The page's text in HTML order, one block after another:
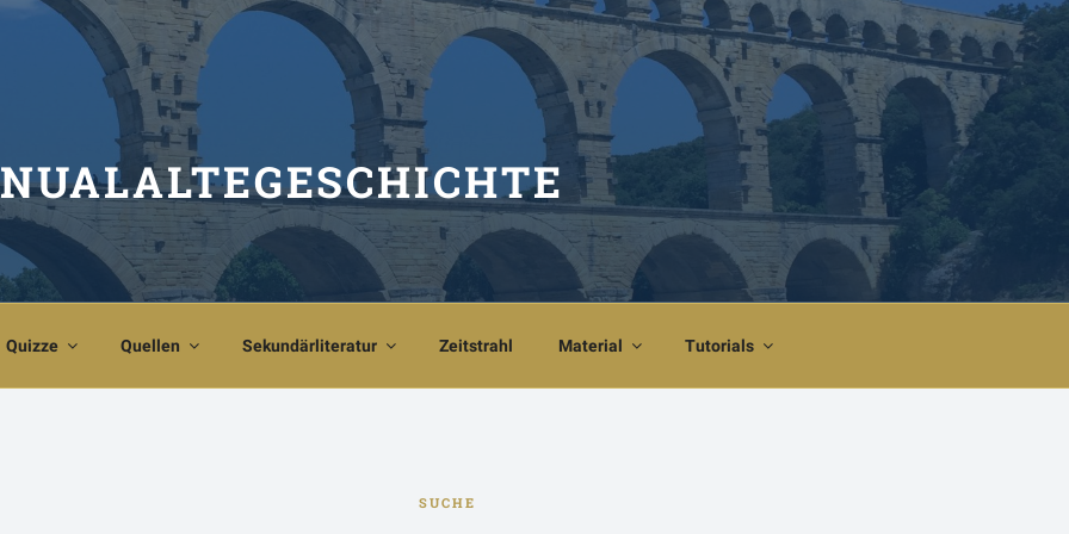
Quizze Quellen Sekundärliteratur Zeitstrahl Material Tutorials
SUCHE